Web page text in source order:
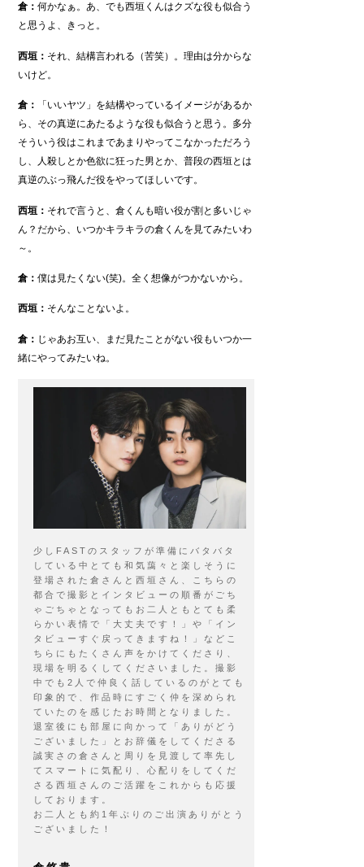
倉：何かなぁ。あ、でも西垣くんはクズな役も似合う
と思うよ、きっと。
西垣： それ、結構言われる（苦笑）。理由は分からな
いけど。
倉：
「いいヤツ」を結構やっているイメージがあるか
ら、その真逆にあたるような役も似合うと思う。多分
そういう役はこれまであまりやってこなかっただろう
し、人殺しとか色欲に狂った男とか、普段の西垣とは
真逆のぶっ飛んだ役をやってほしいです。
西垣： それで言うと、倉くんも暗い役が割と多いじゃ
ん？だから、いつかキラキラの倉くんを見てみたいわ
～。
倉：僕は見たくない(笑)。全く想像がつかないから。
西垣： そんなことないよ。
倉： じゃあお互い、まだ見たことがない役もいつか一
緒にやってみたいね。
少しFASTのスタッフが準備にバタバタ
している中とても和気藹々と楽しそうに
登場された倉さんと西垣さん、こちらの
都合で撮影とインタビューの順番がごち
ゃごちゃとなってもお二人ともとても柔
らかい表情で「大丈夫です！」や「イン
タビューすぐ戻ってきますね！」などこ
ちらにもたくさん声をかけてくださり、
現場を明るくしてくださいました。撮影
中でも2人で仲良く話しているのがとても
印象的で、作品時にすごく仲を深められ
ていたのを感じたお時間となりました。
退室後にも部屋に向かって「ありがどう
ございました」とお辞儀をしてくださる
誠実さの倉さんと周りを見渡して率先し
てスマートに気配り、心配りをしてくだ
さる西垣さんのご活躍をこれからも応援
しております。
お二人とも約1年ぶりのご出演ありがとう
ございました！